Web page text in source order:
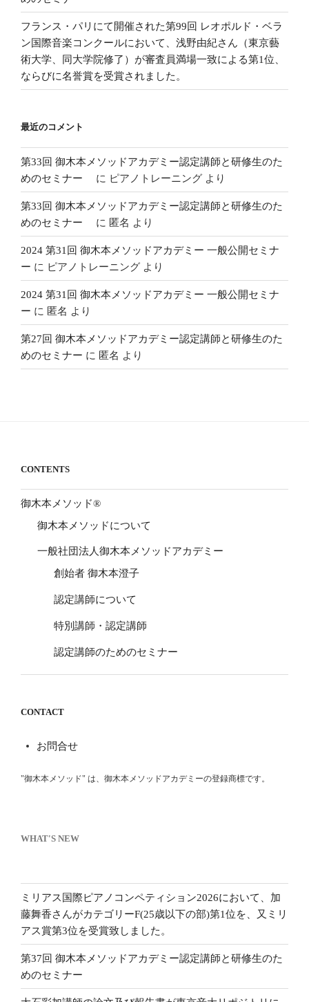
フランス・パリにて開催された第99回 レオポルド・ベラ
ン国際音楽コンクールにおいて、浅野由紀さん（東京藝
術大学、同大学院修了）が審査員満場一致による第1位、
ならびに名誉賞を受賞されました。
最近のコメント
第33回 御木本メソッドアカデミー認定講師と研修生のた
めのセミナー
に ピアノトレーニング より
第33回 御木本メソッドアカデミー認定講師と研修生のた
めのセミナー
に 匿名 より
2024 第31回 御木本メソッドアカデミー 一般公開セミナ
ー に ピアノトレーニング より
2024 第31回 御木本メソッドアカデミー 一般公開セミナ
ー に 匿名 より
第27回 御木本メソッドアカデミー認定講師と研修生のた
めのセミナー に 匿名 より
CONTENTS
御木本メソッド®
御木本メソッドについて
一般社団法人御木本メソッドアカデミー
創始者 御木本澄子
認定講師について
特別講師・認定講師
認定講師のためのセミナー
CONTACT
お問合せ
"御木本メソッド" は、御木本メソッドアカデミーの登録商標です。
WHAT'S NEW
ミリアス国際ピアノコンペティション2026において、加
藤舞香さんがカテゴリーF(25歳以下の部)第1位を、又ミリ
アス賞第3位を受賞致しました。
第37回 御木本メソッドアカデミー認定講師と研修生のた
めのセミナー